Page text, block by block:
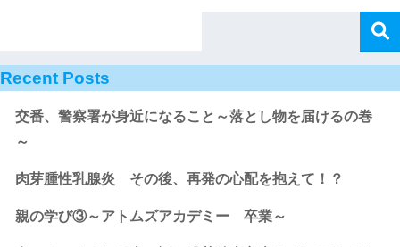
Recent Posts
交番、警察署が身近になること～落とし物を届けるの巻
～
肉芽腫性乳腺炎 その後、再発の心配を抱えて！？
親の学び③～アトムズアカデミー 卒業～